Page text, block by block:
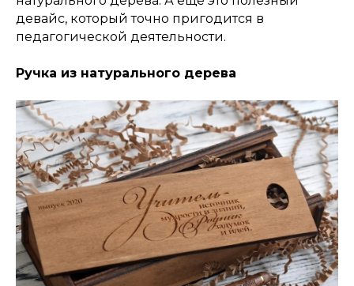
девайс, который точно пригодится в
педагогической деятельности.
Ручка из натурального дерева